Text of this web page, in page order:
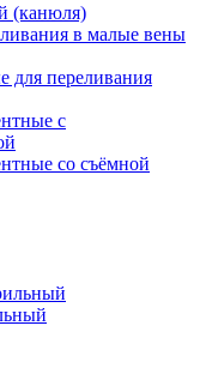
(канюля)
в малые вены
для переливания
с
со съёмной